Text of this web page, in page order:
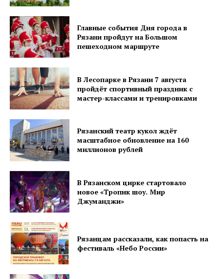
Главные события Дня города в
Рязани пройдут на Большом
пешеходном маршруте
В Лесопарке в Рязани 7 августа
пройдёт спортивный праздник с
мастер-классами и тренировками
Рязанский театр кукол ждёт
масштабное обновление на 160
миллионов рублей
В Рязанском цирке стартовало
новое «Тропик шоу. Мир
Джуманджи»
Рязанцам рассказали, как попасть на
фестиваль «Небо России»